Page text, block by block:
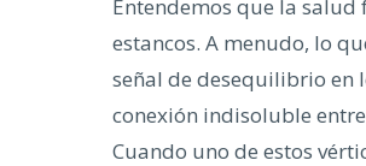
Entendemos que la
estancos. A menudo, lo
señal de desequilibrio en
conexión indisoluble
Cuando uno de estos